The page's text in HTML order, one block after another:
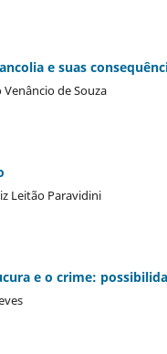
e suas
Venâncio de Souza
Leitão Paravidini
e o crime: